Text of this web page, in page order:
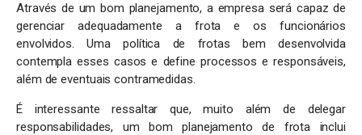
Através de um bom planejamento, a empresa será capaz de
gerenciar adequadamente a frota e os funcionários
envolvidos. Uma política de frotas bem desenvolvida
contempla esses casos e define processos e responsáveis,
além de eventuais contramedidas.
É interessante ressaltar que, muito além de delegar
responsabilidades, um bom planejamento de frota inclui